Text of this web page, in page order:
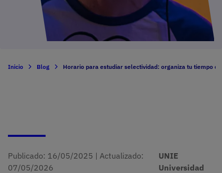
Inicio Blog Horario para estudiar selectividad: organiza tu tiempo
Publicado: 16/05/2025 | Actualizado:
07/05/2026
UNIE
Universidad